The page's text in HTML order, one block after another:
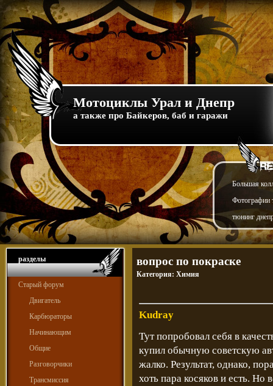
Мотоциклы Урал и Днепр
а также про Байкеров, баб и гаражи
Большая
Фотографии
тюнинг
разделы
Старый форум
Двигатель
Карбюраторы
Начинающим
Общие
Разговорчики
Трансмиссия
вопрос по покраске
Категория: Химия
Kudray
Тут попробовал себя в
купил обычную советскую
жалко. Результат, однако,
хоть пара косяков и есть. Но